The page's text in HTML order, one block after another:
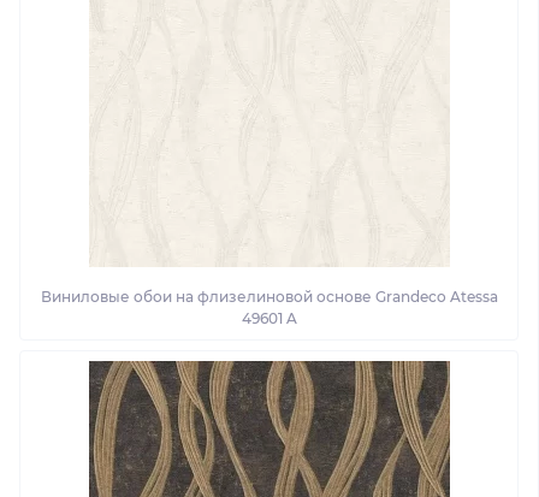
Виниловые обои на флизелиновой основе Grandeco Atessa
49601 A